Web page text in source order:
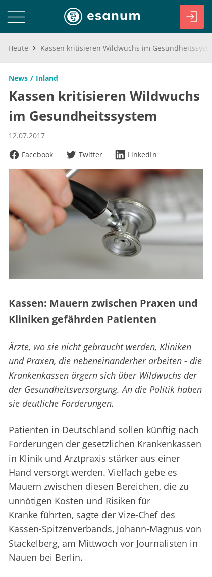
Heute
News Inland
Kassen kritisieren Wildwuchs
im Gesundheitssystem
12.07.2017
Facebook
Twitter LinkedIn
Kassen: Mauern zwischen Praxen und
Kliniken gefährden Patienten
Ärzte, wo sie nicht gebraucht werden, Kliniken
und Praxen, die nebeneinanderher arbeiten - die
Krankenkassen ärgern sich über Wildwuchs der
der Gesundheitsversorgung. An die Politik haben
sie deutliche Forderungen.
Patienten in Deutschland sollen künftig nach
Forderungen der gesetzlichen Krankenkassen
in Klinik und Arztpraxis stärker aus einer
Hand versorgt werden. Vielfach gebe es
Mauern zwischen diesen Bereichen, die zu
unnötigen Kosten und Risiken für
Kranke führten, sagte der Vize-Chef des
Kassen-Spitzenverbands, Johann-Magnus von
Stackelberg, am Mittwoch vor Journalisten in
Nauen bei Berlin.